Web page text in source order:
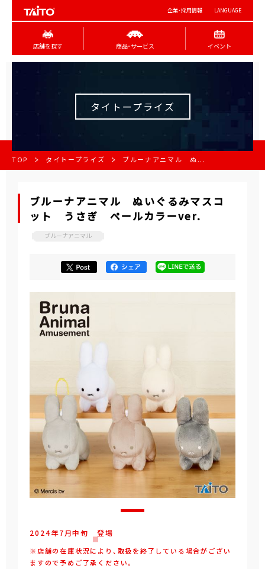
企業･採用情報 LANGUAGE
店舗を探す 商品･サービス イベント
タイトープライズ
TOP タイトープライズ ブルーナアニマル ぬ...
ブルーナアニマル ぬいぐるみマスコ
ット うさぎ ペールカラーver.
ブルーナアニマル
2024年7月中旬 登場
※店舗の在庫状況により、取扱を終了している場合がござい
ますので予めご了承ください。